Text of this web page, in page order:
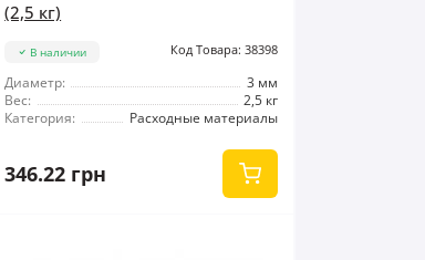
(2,5 кг)
В наличии Код Товара: 38398
Диаметр:
3 мм
Вес:
2,5 кг
Категория:
Расходные материалы
346.22 грн